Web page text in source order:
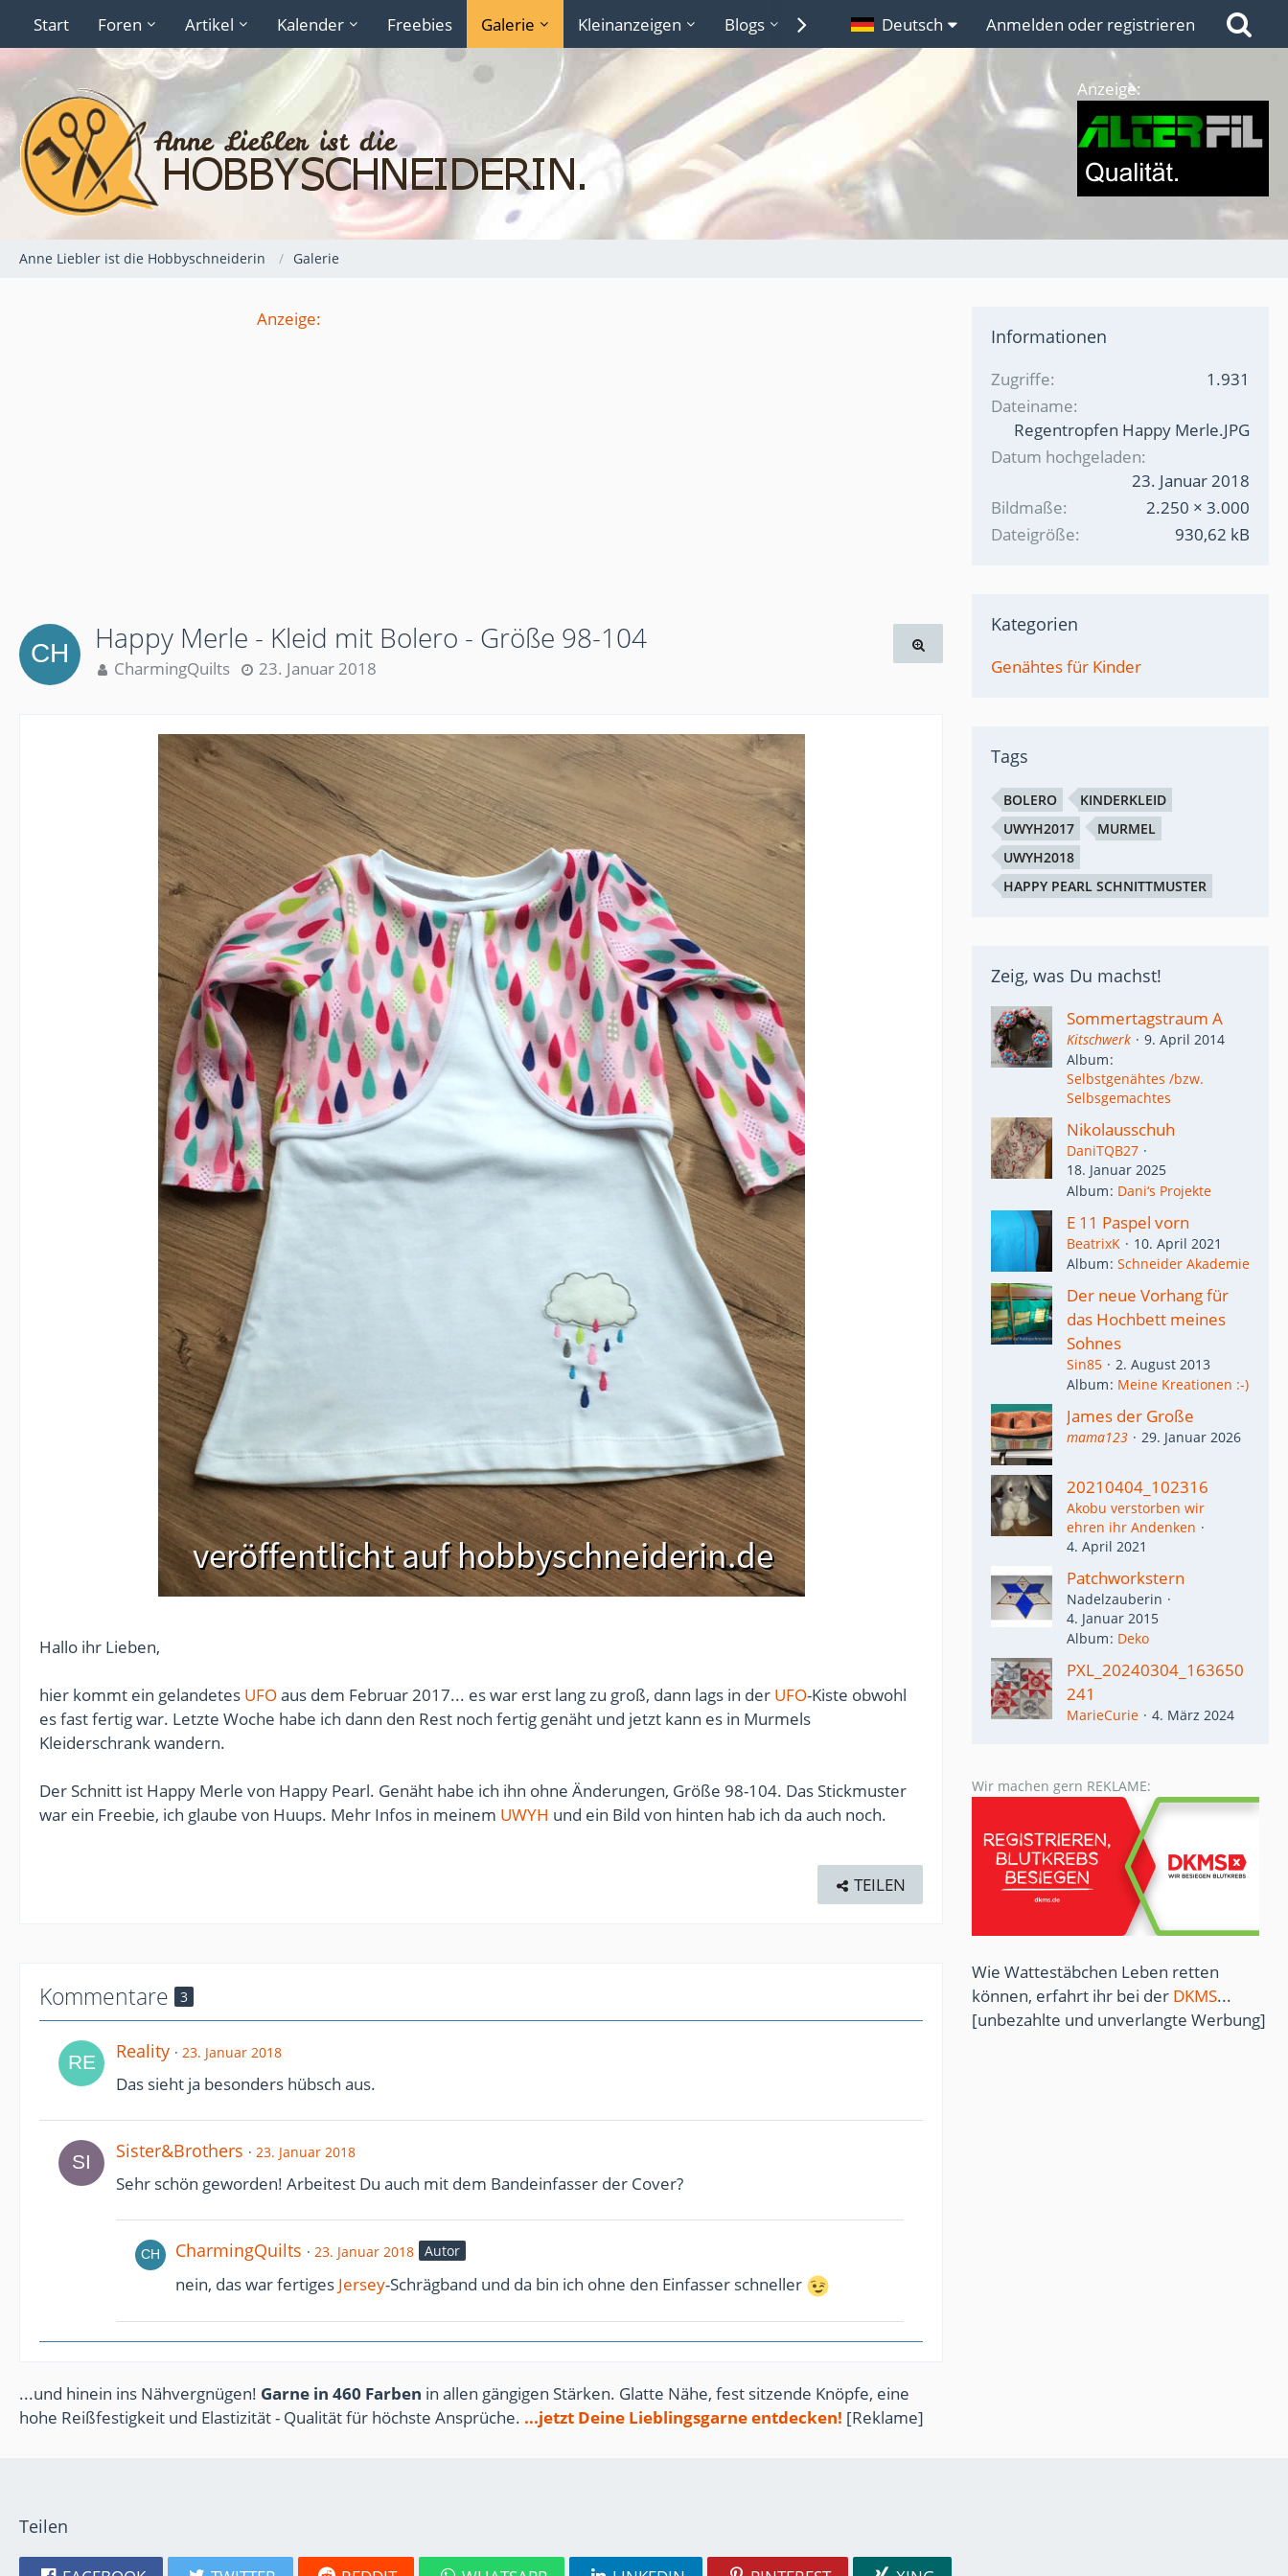
Start Foren Artikel Kalender Freebies Galerie Kleinanzeigen Blogs Lexikon Links
Deutsch Anmelden oder registrieren
Anzeige:
Anne Liebler ist die Hobbyschneiderin Galerie
Anzeige:
Happy Merle - Kleid mit Bolero - Größe 98-104
CharmingQuilts 23. Januar 2018
Hallo ihr Lieben,
hier kommt ein gelandetes UFOaus dem Februar 2017... es war erst lang zu groß, dann lags in der UFO-Kiste obwohl
es fast fertig war. Letzte Woche habe ich dann den Rest noch fertig genäht und jetzt kann es in Murmels
Kleiderschrank wandern.
Der Schnitt ist Happy Merle von Happy Pearl. Genäht habe ich ihn ohne Änderungen, Größe 98-104. Das Stickmuster
war ein Freebie, ich glaube von Huups. Mehr Infos in meinem UWYH und ein Bild von hinten hab ich da auch noch.
TEILEN
Kommentare 3
Reality 23. Januar 2018
Das sieht ja besonders hübsch aus.
Sister&Brothers 23. Januar 2018
Sehr schön geworden! Arbeitest Du auch mit dem Bandeinfasser der Cover?
CharmingQuilts 23. Januar 2018 Autor
nein, das war fertiges Jersey-Schrägband und da bin ich ohne den Einfasser schneller
...und hinein ins Nähvergnügen! Garne in 460 Farben in allen gängigen Stärken. Glatte Nähe, fest sitzende Knöpfe, eine
hohe Reißfestigkeit und Elastizität - Qualität für höchste Ansprüche. ...jetzt Deine Lieblingsgarne entdecken! [Reklame]
Informationen
Zugriffe
1.931
Dateiname
Regentropfen Happy Merle.JPG
Datum hochgeladen
23. Januar 2018
Bildmaße
2.250 × 3.000
Dateigröße
930,62 kB
Kategorien
Genähtes für Kinder
Tags
BOLERO
KINDERKLEID
UWYH2017
MURMEL
UWYH2018
HAPPY PEARL SCHNITTMUSTER
Zeig, was Du machst!
Sommertagstraum A
Kitschwerk
9. April 2014
Album
Selbstgenähtes /bzw.
Selbsgemachtes
Nikolausschuh
DaniTQB27
18. Januar 2025
Album Dani‘s Projekte
E 11 Paspel vorn
BeatrixK
10. April 2021
Album Schneider Akademie
Der neue Vorhang für
das Hochbett meines
Sohnes
Sin85
2. August 2013
Album Meine Kreationen :-)
James der Große
mama123 29. Januar 2026
20210404_102316
Akobu verstorben wir
ehren ihr Andenken
4. April 2021
Patchworkstern
Nadelzauberin
4. Januar 2015
Album Deko
PXL_20240304_163650
241
MarieCurie 4. März 2024
Wir machen gern REKLAME:
Wie Wattestäbchen Leben retten
können, erfahrt ihr bei der DKMS...
[unbezahlte und unverlangte Werbung]
Teilen